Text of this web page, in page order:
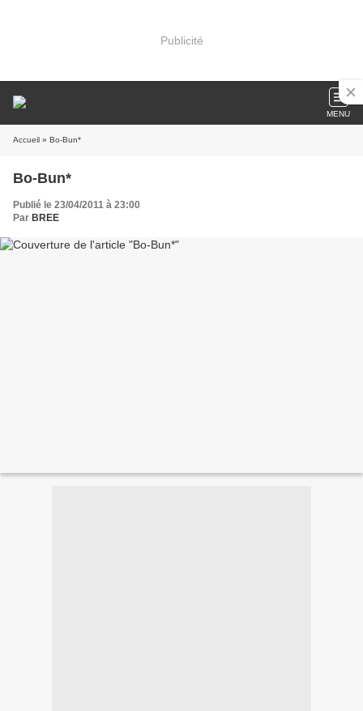
Publicité
MENU
Accueil » Bo-Bun*
Bo-Bun*
Publié le 23/04/2011 à 23:00
Par BREE